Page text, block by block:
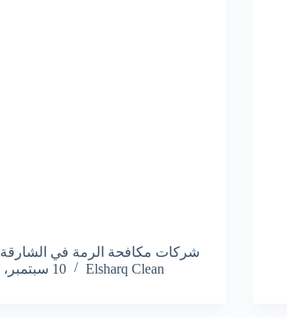
شركات مكافحة الرمة في الشارقة
Elsharq Clean
10 سبتمبر، 2023